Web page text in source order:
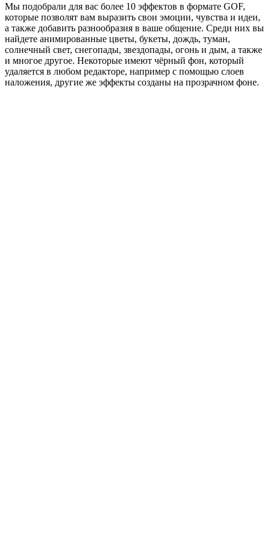
Мы подобрали для вас более 10 эффектов в формате GOF,
которые позволят вам выразить свои эмоции, чувства и идеи,
а также добавить разнообразия в ваше общение. Среди них вы
найдете анимированные цветы, букеты, дождь, туман,
солнечный свет, снегопады, звездопады, огонь и дым, а также
и многое другое. Некоторые имеют чёрный фон, который
удаляется в любом редакторе, например с помощью слоев
наложения, другие же эффекты созданы на прозрачном фоне.